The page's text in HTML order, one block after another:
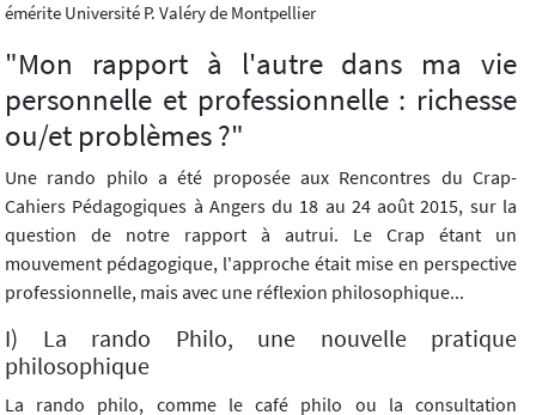
émérite Université P. Valéry de Montpellier
"Mon rapport à l'autre dans ma vie
personnelle et professionnelle : richesse
ou/et problèmes ?"
Une rando philo a été proposée aux Rencontres du Crap-
Cahiers Pédagogiques à Angers du 18 au 24 août 2015, sur la
question de notre rapport à autrui. Le Crap étant un
mouvement pédagogique, l'approche était mise en perspective
professionnelle, mais avec une réflexion philosophique...
I) La rando Philo, une nouvelle pratique
philosophique
La rando philo, comme le café philo ou la consultation